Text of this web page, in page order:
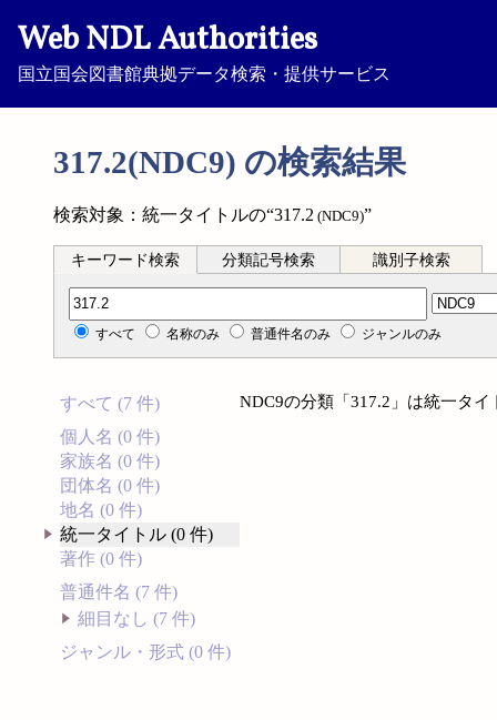
Web NDL Authorities
国立国会図書館典拠データ検索・提供サービス
317.2(NDC9) の検索結果
検索対象：統一タイトルの“317.2 (NDC9)”
キーワード検索 分類記号検索 識別子検索
分類記号検索
すべて 名称のみ 普通件名のみ ジャンルのみ
すべて (7 件)
個人名 (0 件)
家族名 (0 件)
団体名 (0 件)
地名 (0 件)
統一タイトル (0 件)
著作 (0 件)
普通件名 (7 件)
細目なし (7 件)
ジャンル・形式 (0 件)
NDC9の分類「317.2」は統一タ